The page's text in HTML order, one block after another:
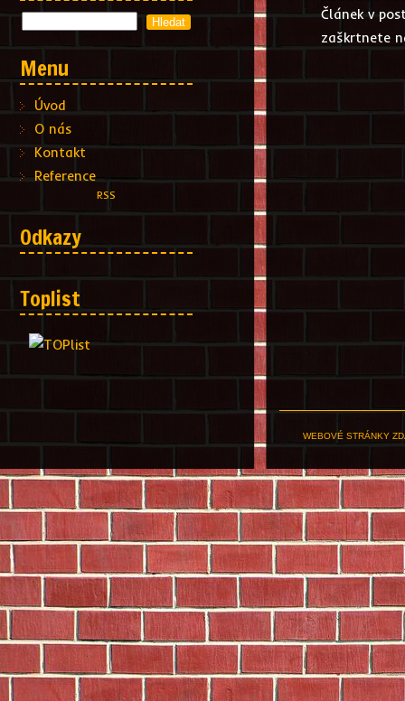
Článek v
zaškrtnete
Menu
Úvod
O nás
Kontakt
Reference
RSS
Odkazy
Toplist
WEBOVÉ STRÁNKY